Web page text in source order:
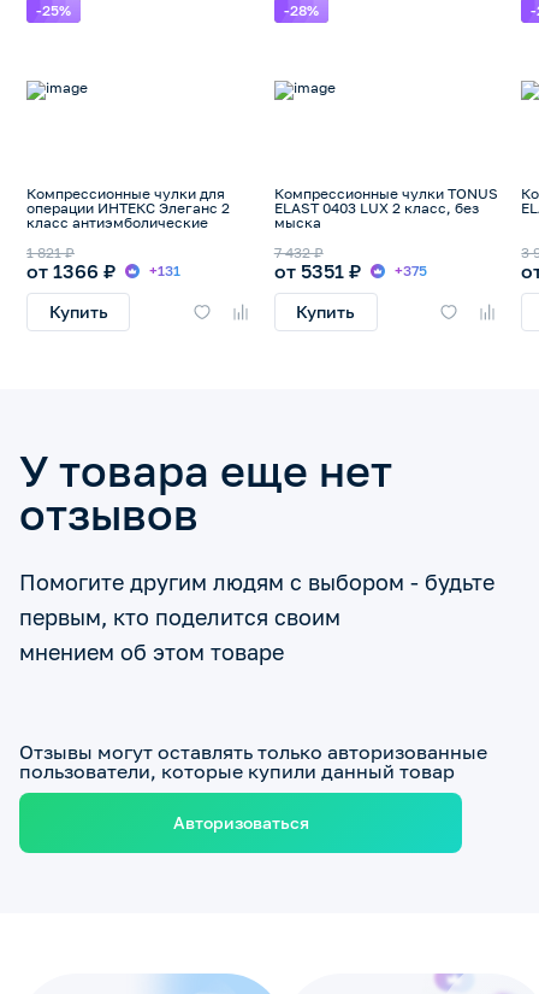
-25%
Компрессионные чулки для
операции ИНТЕКС Элеганс 2
класс антиэмболические
от 1366 ₽
1 821 ₽
+131
Купить
-28%
Компрессионные чулки TONUS
ELAST 0403 LUX 2 класс, без
мыска
от 5351 ₽
7 432 ₽
+375
Купить
-
3
У товара еще нет
отзывов
Помогите другим людям с выбором - будьте
первым, кто поделится своим
мнением об этом товаре
Отзывы могут оставлять только авторизованные
пользователи, которые купили данный товар
Авторизоваться